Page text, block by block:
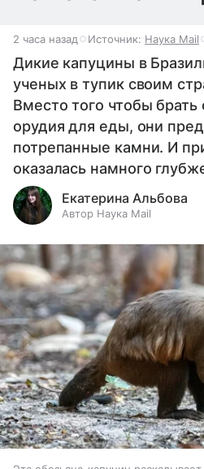
2 часа назад Источник: Наука Mail
Дикие капуцины в
ученых в тупик своим
Вместо того чтобы
орудия для еды, они
потрепанные камни. И
оказалась намного
Екатерина Альбова
Автор Наука Mail